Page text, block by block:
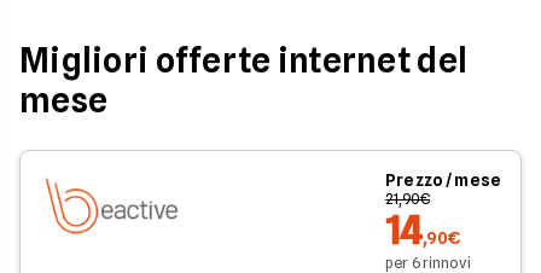
Migliori offerte internet del
mese
Prezzo / mese
21,90€
14,90€
per 6 rinnovi